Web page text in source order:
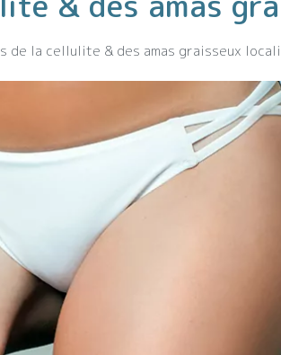
de la cellulite & des amas graisseux